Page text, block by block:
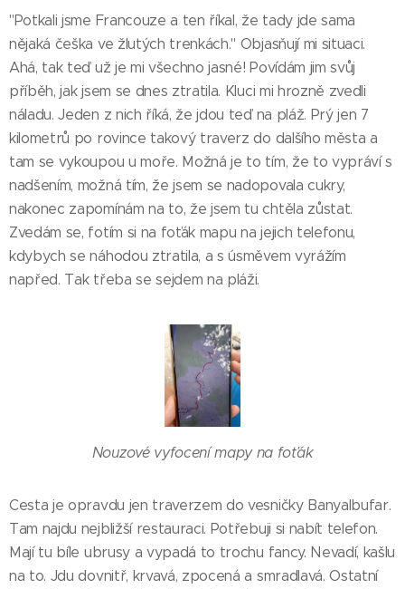
"Potkali jsme Francouze a ten říkal, že tady jde sama
nějaká češka ve žlutých trenkách." Objasňují mi situaci.
Ahá, tak teď už je mi všechno jasné! Povídám jim svůj
příběh, jak jsem se dnes ztratila. Kluci mi hrozně zvedli
náladu. Jeden z nich říká, že jdou teď na pláž. Prý jen 7
kilometrů po rovince takový traverz do dalšího města a
tam se vykoupou u moře. Možná je to tím, že to vypráví s
nadšením, možná tím, že jsem se nadopovala cukry,
nakonec zapomínám na to, že jsem tu chtěla zůstat.
Zvedám se, fotím si na foťák mapu na jejich telefonu,
kdybych se náhodou ztratila, a s úsměvem vyrážím
napřed. Tak třeba se sejdem na pláži.
Nouzové vyfocení mapy na foťák
Cesta je opravdu jen traverzem do vesničky Banyalbufar.
Tam najdu nejbližší restauraci. Potřebuji si nabít telefon.
Mají tu bíle ubrusy a vypadá to trochu fancy. Nevadí, kašlu
na to. Jdu dovnitř, krvavá, zpocená a smradlavá. Ostatní